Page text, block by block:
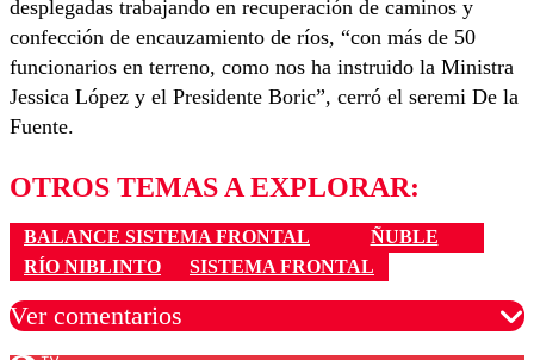
desplegadas trabajando en recuperación de caminos y
confección de encauzamiento de ríos, “con más de 50
funcionarios en terreno, como nos ha instruido la Ministra
Jessica López y el Presidente Boric”, cerró el seremi De la
Fuente.
OTROS TEMAS A EXPLORAR:
BALANCE SISTEMA FRONTAL
ÑUBLE
RÍO NIBLINTO
SISTEMA FRONTAL
Ver comentarios